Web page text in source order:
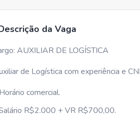
da Vaga
AUXILIAR DE LOGÍSTICA
de Logística com experiência e
comercial.
R$2.000 + VR R$700,00.